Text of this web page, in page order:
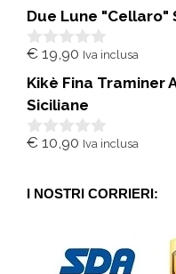
u
5
Due Lune "Cellaro"
0
u
5
€ 19,90 Iva inclusa
Kikè Fina Traminer
Siciliane
0
5
€ 10,90 Iva inclusa
I NOSTRI CORRIERI: